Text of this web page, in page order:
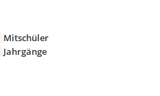
Mitschüler
Jahrgänge